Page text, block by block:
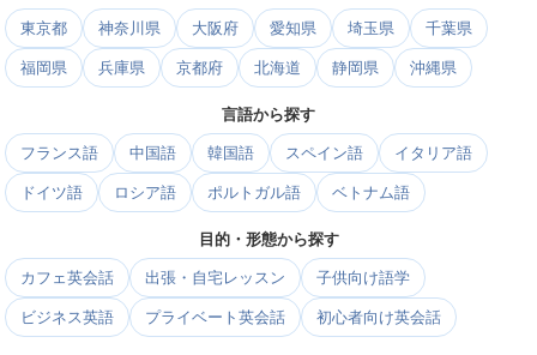
東京都 神奈川県 大阪府 愛知県 埼玉県 千葉県
福岡県 兵庫県 京都府 北海道 静岡県 沖縄県
言語から探す
フランス語 中国語 韓国語 スペイン語 イタリア語
ドイツ語 ロシア語 ポルトガル語 ベトナム語
目的・形態から探す
カフェ英会話 出張・自宅レッスン 子供向け語学
ビジネス英語 プライベート英会話 初心者向け英会話